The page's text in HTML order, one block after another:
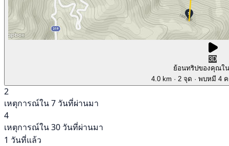
3D
ย้อนทริปของคุณใ
4.0 km · 2 จุด · พบหมี 4
2
เหตุการณ์ใน 7 วันที่ผ่านมา
4
เหตุการณ์ใน 30 วันที่ผ่านมา
1 วันที่แล้ว